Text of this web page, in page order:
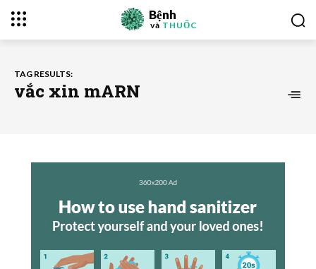
Bệnh
và THUỐC
TAG RESULTS:
vắc xin mARN